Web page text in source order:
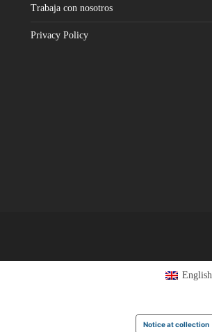
Trabaja con nosotros
Privacy Policy
English
Notice at collection